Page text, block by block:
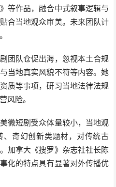
等作品，融合中式叙事逻辑与
合当地观众审美。未来团队计
队仓促出海，忽视本土合规
当地真实风貌不符等内容。她
质等事项，研习当地法律法规
风险。
短剧受众体量较小，当地观
、奇幻创新类题材，对传统古
加拿大《搜罗》杂志社社长陈
化的特点具有显著对外传播优